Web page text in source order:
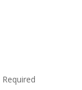
Required